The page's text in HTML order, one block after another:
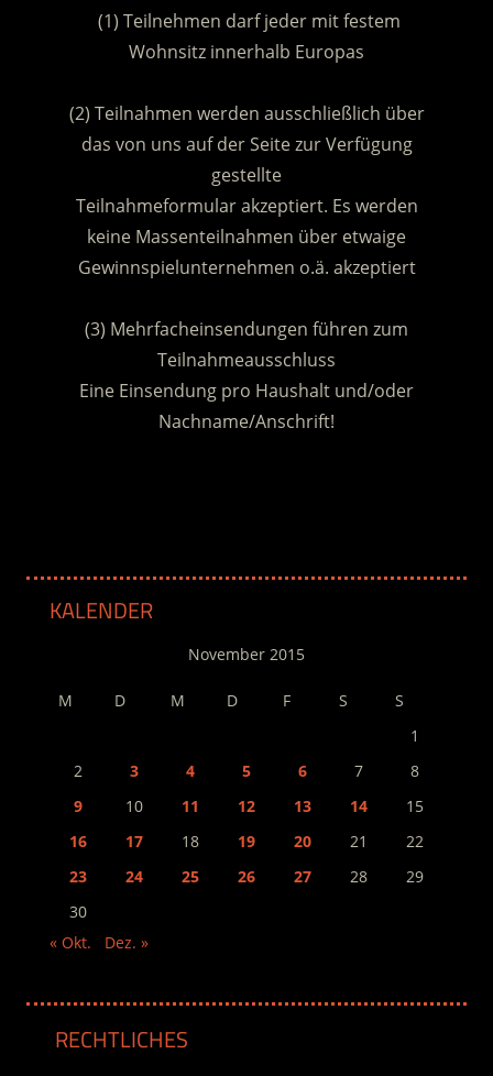
(1) Teilnehmen darf jeder mit festem
Wohnsitz innerhalb Europas
(2) Teilnahmen werden ausschließlich über
das von uns auf der Seite zur Verfügung
gestellte
Teilnahmeformular akzeptiert. Es werden
keine Massenteilnahmen über etwaige
Gewinnspielunternehmen o.ä. akzeptiert
(3) Mehrfacheinsendungen führen zum
Teilnahmeausschluss
Eine Einsendung pro Haushalt und/oder
Nachname/Anschrift!
KALENDER
November 2015
M D M D F S
S
1
2
3 4 5 6 7
8
9
10 11 12 13 14
15
16
17 18 19 20 21
22
23
24 25 26 27 28
29
30
« Okt.
Dez. »
RECHTLICHES